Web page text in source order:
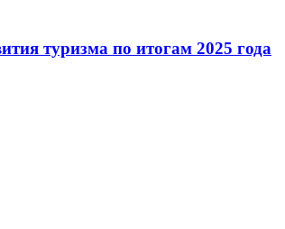
туризма по итогам 2025 года